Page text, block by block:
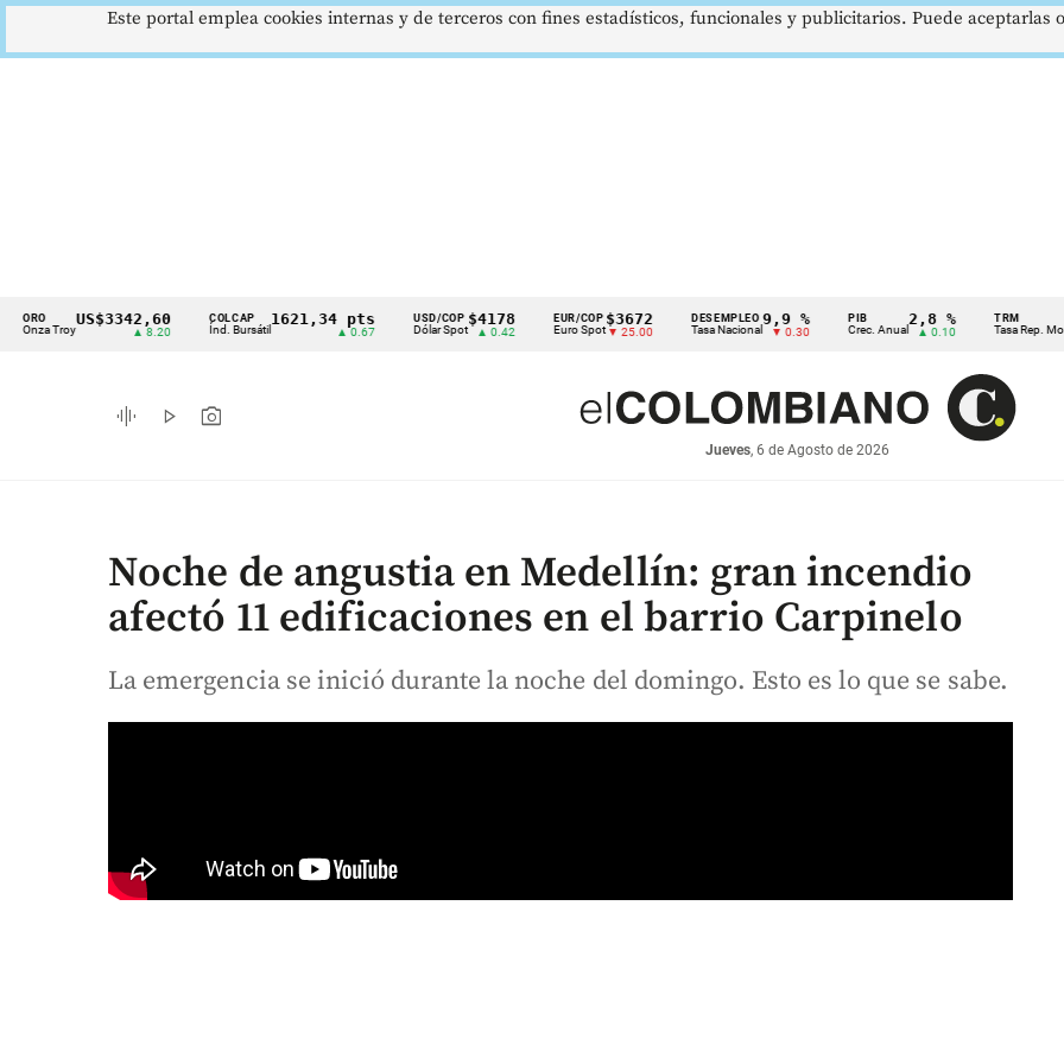
Cintillo
indicadores
económicos
Troy
US$3342,60 COLCAP
Índ. Bursátil
1621,34 pts USD/COP
Dólar Spot
$4178
▲ 0.42
EUR/COP
Euro Spot
$3672
▼ 25.00
DESEMPLEO
Tasa Nacional
9,9 %
▼ 0.30
PIB
Crec. Anual
2,8 %
▲ 0.10
TRM
Tasa Rep. Moneda
graphic_eq play_arrow photo_camera
Jueves, 6 de Agosto de 2026
Noche de angustia en Medellín: gran incendio
afectó 11 edificaciones en el barrio Carpinelo
La emergencia se inició durante la noche del domingo. Esto es lo que se sabe.
Este portal emplea cookies internas y de terceros con fines estadísticos, funcionales y publicitarios. Puede aceptarlas